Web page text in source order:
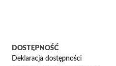
DOSTĘPNOŚĆ
Deklaracja dostępności